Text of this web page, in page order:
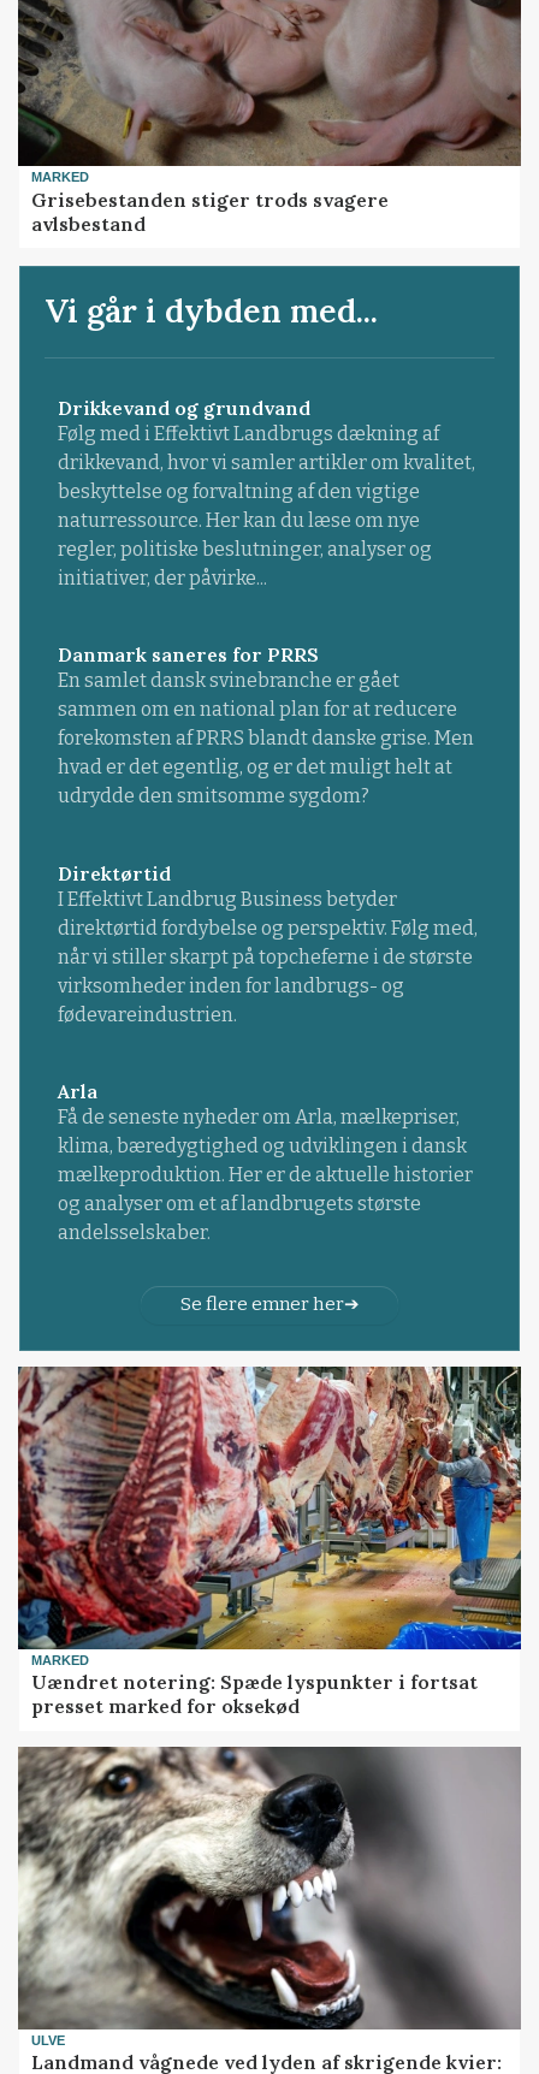
MARKED
Grisebestanden stiger trods svagere
avlsbestand
Vi går i dybden med...
Drikkevand og grundvand
Følg med i Effektivt Landbrugs dækning af
drikkevand, hvor vi samler artikler om kvalitet,
beskyttelse og forvaltning af den vigtige
naturressource. Her kan du læse om nye
regler, politiske beslutninger, analyser og
initiativer, der påvirke...
Danmark saneres for PRRS
En samlet dansk svinebranche er gået
sammen om en national plan for at reducere
forekomsten af PRRS blandt danske grise. Men
hvad er det egentlig, og er det muligt helt at
udrydde den smitsomme sygdom?
Direktørtid
I Effektivt Landbrug Business betyder
direktørtid fordybelse og perspektiv. Følg med,
når vi stiller skarpt på topcheferne i de største
virksomheder inden for landbrugs- og
fødevareindustrien.
Arla
Få de seneste nyheder om Arla, mælkepriser,
klima, bæredygtighed og udviklingen i dansk
mælkeproduktion. Her er de aktuelle historier
og analyser om et af landbrugets største
andelsselskaber.
Se flere emner her
MARKED
Uændret notering: Spæde lyspunkter i fortsat
presset marked for oksekød
ULVE
Landmand vågnede ved lyden af skrigende kvier: